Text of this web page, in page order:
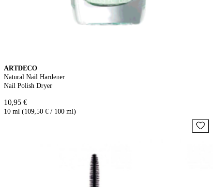
ARTDECO
Natural Nail Hardener
Nail Polish Dryer
10,95 €
10 ml (109,50 € / 100 ml)